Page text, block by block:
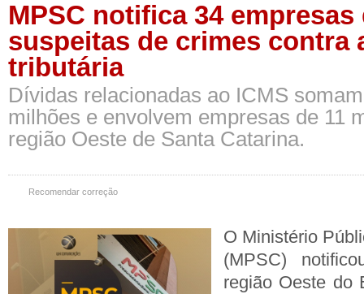
MPSC notifica 34
suspeitas de crimes contra
tributária
Dívidas relacionadas ao ICMS
milhões e envolvem empresas de 11
região Oeste de Santa Catarina.
Recomendar correção
O Ministério
(MPSC)
região Oeste do